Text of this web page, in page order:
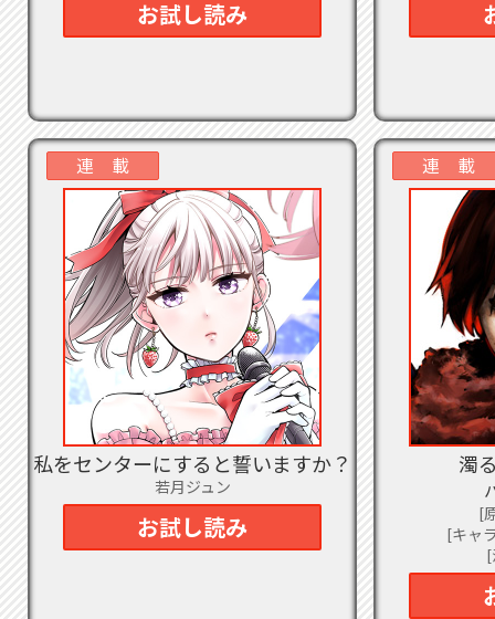
俺
地
『
魔
弱
等
巻
た
な
の
お試し読み
連 載
私をセンターにすると誓いますか？
若月ジュン
お試し読み
連 載
濁
[
[キャ
[